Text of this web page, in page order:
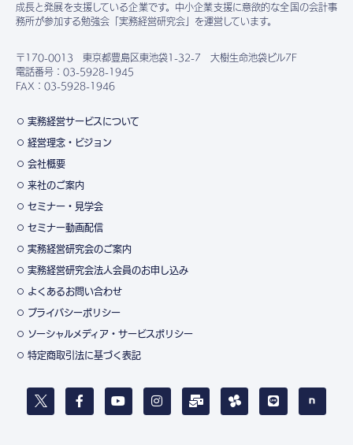
成長と発展を支援している企業です。中小企業支援に意欲的な全国の会計事
務所が参加する勉強会「実務経営研究会」を運営しています。
〒170-0013 東京都豊島区東池袋1-32-7 大樹生命池袋ビル7F
電話番号：03-5928-1945
FAX：03-5928-1946
実務経営サービスについて
経営理念・ビジョン
会社概要
来社のご案内
セミナー・見学会
セミナー動画配信
実務経営研究会のご案内
実務経営研究会法人会員のお申し込み
よくあるお問い合わせ
プライバシーポリシー
ソーシャルメディア・サービスポリシー
特定商取引法に基づく表記